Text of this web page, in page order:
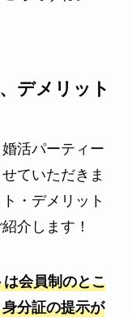
デメリット
活パーティー
ていただきま
・デメリット
介します！
は会員制のとこ
分証の提示が